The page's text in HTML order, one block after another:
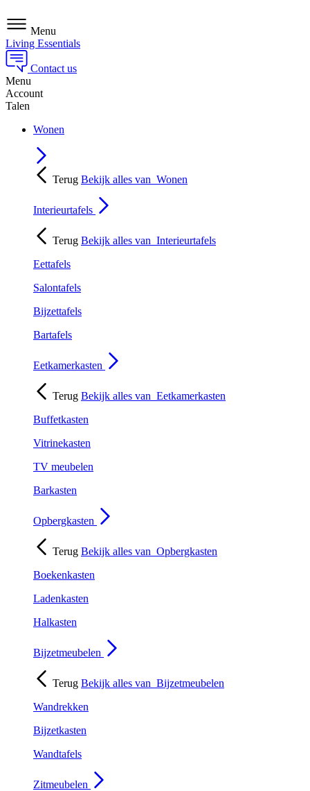
Menu
Living Essentials
Contact us
Menu
Account
Talen
Wonen
Terug Bekijk alles van Wonen
Interieurtafels
Terug Bekijk alles van Interieurtafels
Eettafels
Salontafels
Bijzettafels
Bartafels
Eetkamerkasten
Terug Bekijk alles van Eetkamerkasten
Buffetkasten
Vitrinekasten
TV meubelen
Barkasten
Opbergkasten
Terug Bekijk alles van Opbergkasten
Boekenkasten
Ladenkasten
Halkasten
Bijzetmeubelen
Terug Bekijk alles van Bijzetmeubelen
Wandrekken
Bijzetkasten
Wandtafels
Zitmeubelen